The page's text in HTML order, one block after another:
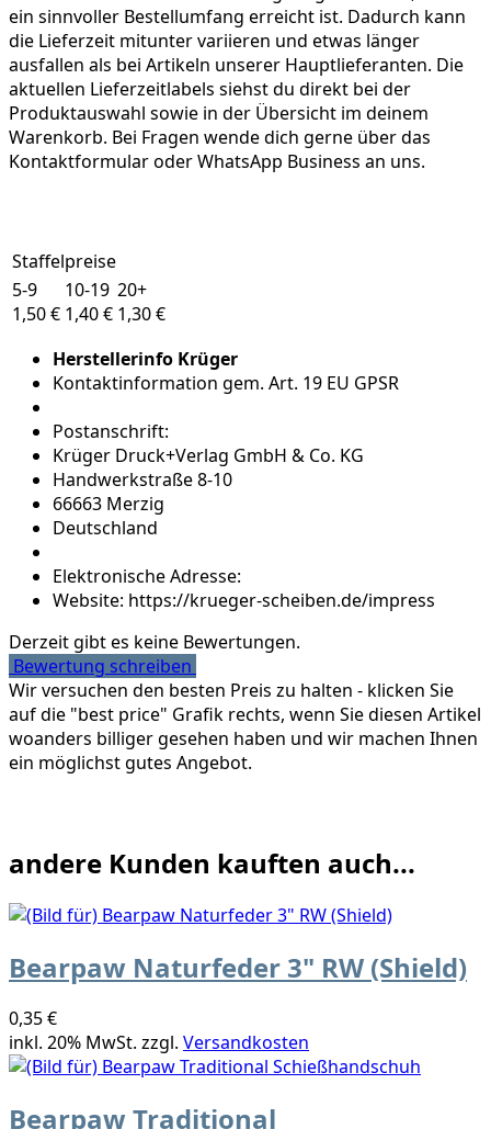
ein sinnvoller Bestellumfang erreicht ist. Dadurch kann
die Lieferzeit mitunter variieren und etwas länger
ausfallen als bei Artikeln unserer Hauptlieferanten. Die
aktuellen Lieferzeitlabels siehst du direkt bei der
Produktauswahl sowie in der Übersicht im deinem
Warenkorb. Bei Fragen wende dich gerne über das
Kontaktformular oder WhatsApp Business an uns.
Staffelpreise
5-9
1,50 €
10-19
1,40 €
20+
1,30 €
Herstellerinfo Krüger
Kontaktinformation gem. Art. 19 EU GPSR
Postanschrift:
Krüger Druck+Verlag GmbH & Co. KG
Handwerkstraße 8-10
66663 Merzig
Deutschland
Elektronische Adresse:
Website: https://krueger-scheiben.de/impress
Derzeit gibt es keine Bewertungen.
Bewertung schreiben
Wir versuchen den besten Preis zu halten - klicken Sie
auf die "best price" Grafik rechts, wenn Sie diesen Artikel
woanders billiger gesehen haben und wir machen Ihnen
ein möglichst gutes Angebot.
andere Kunden kauften auch...
Bearpaw Naturfeder 3" RW (Shield)
0,35 €
inkl. 20% MwSt. zzgl. Versandkosten
Bearpaw Traditional